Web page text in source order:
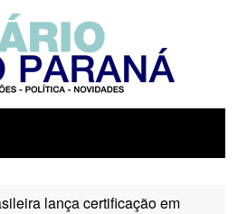
lança certificação em